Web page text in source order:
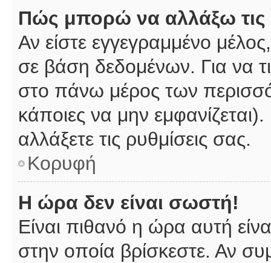
Πώς μπορώ να αλλάξω τις
Αν είστε εγγεγραμμένο
σε βάση δεδομένων. Για να
στο πάνω μέρος των
κάποιες να μην
αλλάξετε τις ρυθμίσεις σας.
Κορυφή
Η ώρα δεν είναι σωστή!
Είναι πιθανό η ώρα αυτή
στην οποία βρίσκεστε. Αν